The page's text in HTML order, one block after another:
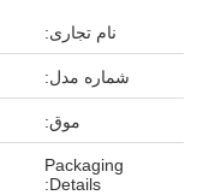
نام تجاری:
شماره مدل:
موق:
Packaging
Details: